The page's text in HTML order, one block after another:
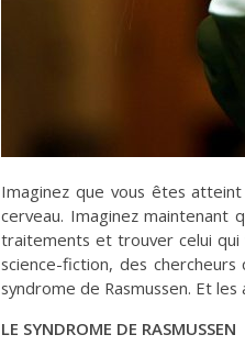
Imaginez que vous êtes
cerveau. Imaginez maintenant
traitements et trouver celui qui
science-fiction, des
syndrome de Rasmussen. Et
LE SYNDROME DE RASMUSSEN